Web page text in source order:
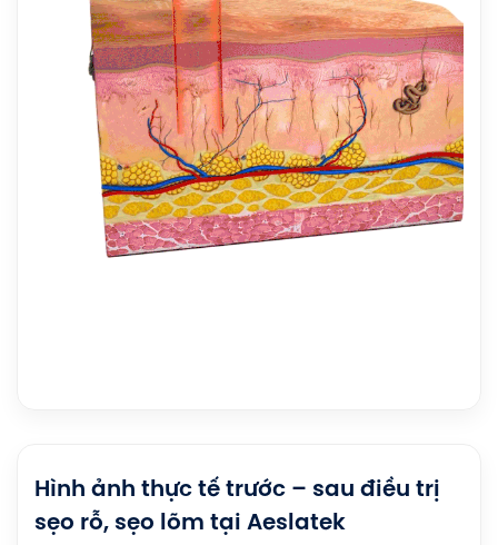
Hình ảnh thực tế trước – sau điều trị
sẹo rỗ, sẹo lõm tại Aeslatek